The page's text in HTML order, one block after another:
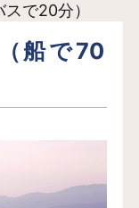
で20分）
船で70